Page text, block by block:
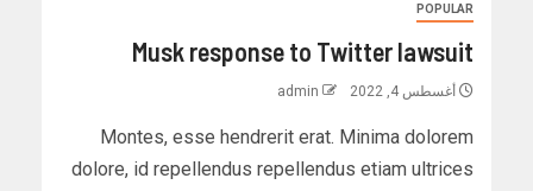
POPULAR
Musk response to Twitter lawsuit
أغسطس 4, 2022 admin
Montes, esse hendrerit erat. Minima dolorem
dolore, id repellendus repellendus etiam ultrices